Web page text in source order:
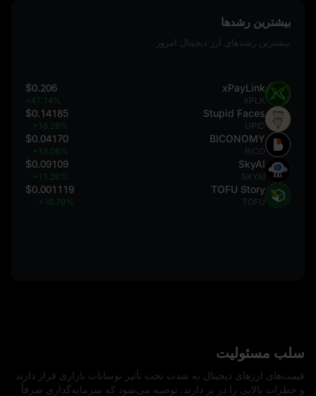
بیشترین رشدها
بیشترین رشدهای ارز دیجیتال امروز
xPayLink
XPLK
$0.206
+47.14%
Stupid Faces
UPID
$0.14185
+18.28%
BICONOMY
BICO
$0.04170
+13.06%
SkyAI
SKYAI
$0.09109
+11.26%
TOFU Story
TOFU
$0.001119
+10.79%
سلب مسئولیت
قیمت‌های ارزهای دیجیتال به شدت تحت تأثیر نوسانات بازاری قرار دارند
و خطرات بالایی را در بر دارند. توصیه می‌شود که سرمایه‌گذاری صرفاً